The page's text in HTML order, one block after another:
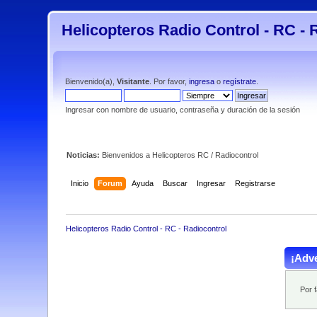
Helicopteros Radio Control - RC -
Bienvenido(a),Visitante . Por favor,ingresa oregístrate
Ingresar con nombre de usuario, contraseña y duración de la sesión
Noticias: Bienvenidos a Helicopteros RC / Radiocontrol
Inicio Forum Ayuda Buscar Ingresar Registrarse
Helicopteros Radio Control - RC - Radiocontrol
Por